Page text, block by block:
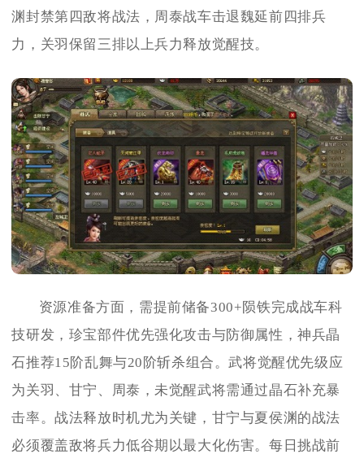
渊封禁第四敌将战法，周泰战车击退魏延前四排兵
力，关羽保留三排以上兵力释放觉醒技。
资源准备方面，需提前储备300+陨铁完成战车科
技研发，珍宝部件优先强化攻击与防御属性，神兵晶
石推荐15阶乱舞与20阶斩杀组合。武将觉醒优先级应
为关羽、甘宁、周泰，未觉醒武将需通过晶石补充暴
击率。战法释放时机尤为关键，甘宁与夏侯渊的战法
必须覆盖敌将兵力低谷期以最大化伤害。每日挑战前